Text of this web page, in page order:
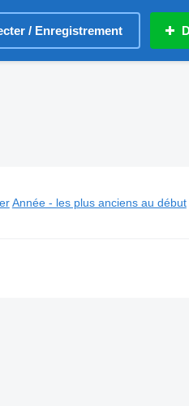
/ Enregistrement
Année - les plus anciens au début